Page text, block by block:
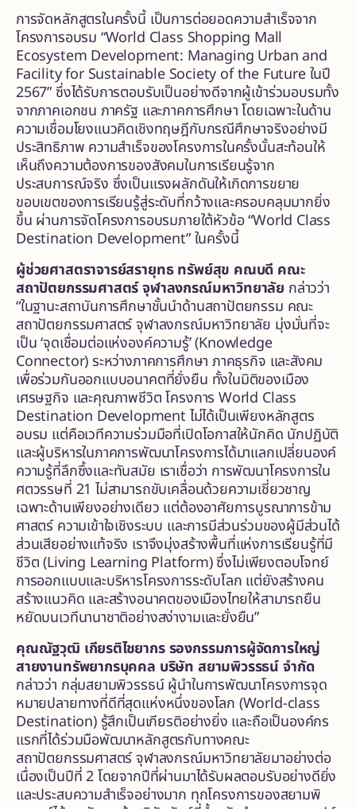
การจัดหลักสูตรในครั้งนี้ เป็นการต่อยอดความสำเร็จจาก
โครงการอบรม “World Class Shopping Mall
Ecosystem Development: Managing Urban and
Facility for Sustainable Society of the Future ในปี
2567” ซึ่งได้รับการตอบรับเป็นอย่างดีจากผู้เข้าร่วมอบรมทั้ง
จากภาคเอกชน ภาครัฐ และภาคการศึกษา โดยเฉพาะในด้าน
ความเชื่อมโยงแนวคิดเชิงทฤษฎีกับกรณีศึกษาจริงอย่างมี
ประสิทธิภาพ ความสำเร็จของโครงการในครั้งนั้นสะท้อนให้
เห็นถึงความต้องการของสังคมในการเรียนรู้จาก
ประสบการณ์จริง ซึ่งเป็นแรงผลักดันให้เกิดการขยาย
ขอบเขตของการเรียนรู้สู่ระดับที่กว้างและครอบคลุมมากยิ่ง
ขึ้น ผ่านการจัดโครงการอบรมภายใต้หัวข้อ “World Class
Destination Development” ในครั้งนี้
ผู้ช่วยศาสตราจารย์สรายุทธ ทรัพย์สุข คณบดี คณะ
สถาปัตยกรรมศาสตร์ จุฬาลงกรณ์มหาวิทยาลัย กล่าวว่า
“ในฐานะสถาบันการศึกษาชั้นนำด้านสถาปัตยกรรม คณะ
สถาปัตยกรรมศาสตร์ จุฬาลงกรณ์มหาวิทยาลัย มุ่งมั่นที่จะ
เป็น ‘จุดเชื่อมต่อแห่งองค์ความรู้’ (Knowledge
Connector) ระหว่างภาคการศึกษา ภาคธุรกิจ และสังคม
เพื่อร่วมกันออกแบบอนาคตที่ยั่งยืน ทั้งในมิติของเมือง
เศรษฐกิจ และคุณภาพชีวิต โครงการ World Class
Destination Development ไม่ได้เป็นเพียงหลักสูตร
อบรม แต่คือเวทีความร่วมมือที่เปิดโอกาสให้นักคิด นักปฏิบัติ
และผู้บริหารในภาคการพัฒนาโครงการได้มาแลกเปลี่ยนองค์
ความรู้ที่ลึกซึ้งและทันสมัย เราเชื่อว่า การพัฒนาโครงการใน
ศตวรรษที่ 21 ไม่สามารถขับเคลื่อนด้วยความเชี่ยวชาญ
เฉพาะด้านเพียงอย่างเดียว แต่ต้องอาศัยการบูรณาการข้าม
ศาสตร์ ความเข้าใจเชิงระบบ และการมีส่วนร่วมของผู้มีส่วนได้
ส่วนเสียอย่างแท้จริง เราจึงมุ่งสร้างพื้นที่แห่งการเรียนรู้ที่มี
ชีวิต (Living Learning Platform) ซึ่งไม่เพียงตอบโจทย์
การออกแบบและบริหารโครงการระดับโลก แต่ยังสร้างคน
สร้างแนวคิด และสร้างอนาคตของเมืองไทยให้สามารถยืน
หยัดบนเวทีนานาชาติอย่างสง่างามและยั่งยืน”
คุณณัฐวุฒิ เกียรติไชยากร รองกรรมการผู้จัดการใหญ่
สายงานทรัพยากรบุคคล บริษัท สยามพิวรรธน์ จำกัด
กล่าวว่า กลุ่มสยามพิวรรธน์ ผู้นำในการพัฒนาโครงการจุด
หมายปลายทางที่ดีที่สุดแห่งหนึ่งของโลก (World-class
Destination) รู้สึกเป็นเกียรติอย่างยิ่ง และถือเป็นองค์กร
แรกที่ได้ร่วมมือพัฒนาหลักสูตรกับทางคณะ
สถาปัตยกรรมศาสตร์ จุฬาลงกรณ์มหาวิทยาลัยมาอย่างต่อ
เนื่องเป็นปีที่ 2 โดยจากปีที่ผ่านมาได้รับผลตอบรับอย่างดียิ่ง
และประสบความสำเร็จอย่างมาก ทุกโครงการของสยามพิ